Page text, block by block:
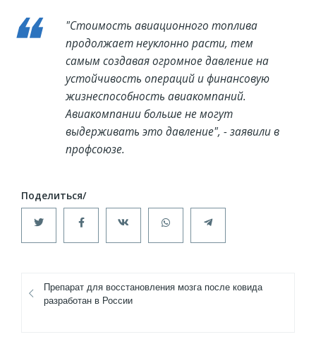
"Стоимость авиационного топлива
продолжает неуклонно расти, тем
самым создавая огромное давление на
устойчивость операций и финансовую
жизнеспособность авиакомпаний.
Авиакомпании больше не могут
выдерживать это давление", - заявили в
профсоюзе.
Препарат для восстановления мозга после ковида
разработан в России